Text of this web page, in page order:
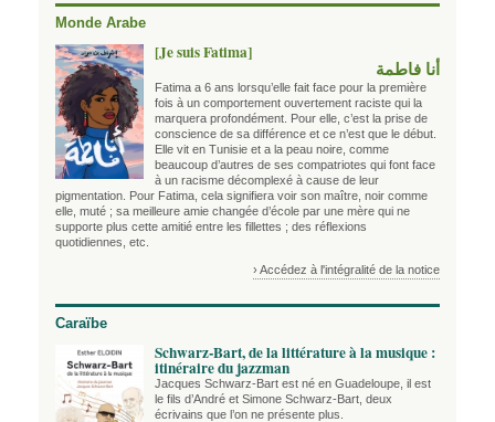
Monde Arabe
[Je suis Fatima]
أنا فاطمة
Fatima a 6 ans lorsqu’elle fait face pour la première
fois à un comportement ouvertement raciste qui la
marquera profondément. Pour elle, c’est la prise de
conscience de sa différence et ce n’est que le début.
Elle vit en Tunisie et a la peau noire, comme
beaucoup d’autres de ses compatriotes qui font face
à un racisme décomplexé à cause de leur
pigmentation. Pour Fatima, cela signifiera voir son maître, noir comme
elle, muté ; sa meilleure amie changée d’école par une mère qui ne
supporte plus cette amitié entre les fillettes ; des réflexions
quotidiennes, etc.
› Accédez à l'intégralité de la notice
Caraïbe
Schwarz-Bart, de la littérature à la musique :
itinéraire du jazzman
Jacques Schwarz-Bart est né en Guadeloupe, il est
le fils d’André et Simone Schwarz-Bart, deux
écrivains que l’on ne présente plus.